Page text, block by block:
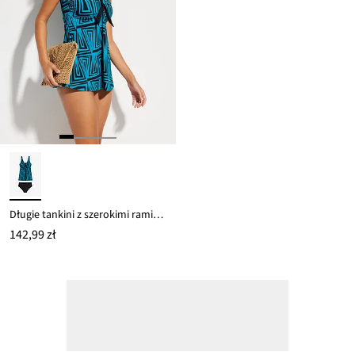
Długie tankini z szerokimi ramiączkami (komplet 2-cz.)
142,99 zł